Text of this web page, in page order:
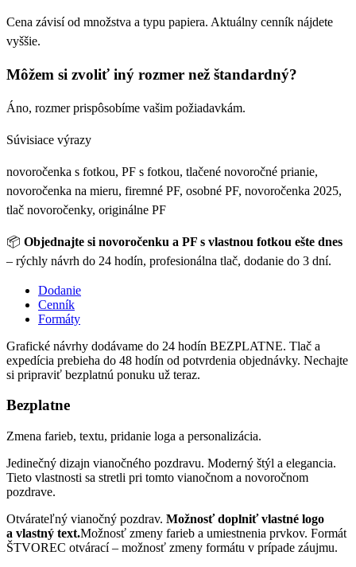
Cena závisí od množstva a typu papiera. Aktuálny cenník nájdete
vyššie.
Môžem si zvoliť iný rozmer než štandardný?
Áno, rozmer prispôsobíme vašim požiadavkám.
Súvisiace výrazy
novoročenka s fotkou, PF s fotkou, tlačené novoročné prianie,
novoročenka na mieru, firemné PF, osobné PF, novoročenka 2025,
tlač novoročenky, originálne PF
📦 Objednajte si novoročenku a PF s vlastnou fotkou ešte dnes
– rýchly návrh do 24 hodín, profesionálna tlač, dodanie do 3 dní.
Dodanie
Cenník
Formáty
Grafické návrhy dodávame do 24 hodín BEZPLATNE. Tlač a
expedícia prebieha do 48 hodín od potvrdenia objednávky. Nechajte
si pripraviť bezplatnú ponuku už teraz.
Bezplatne
Zmena farieb, textu, pridanie loga a personalizácia.
Jedinečný dizajn vianočného pozdravu. Moderný štýl a elegancia.
Tieto vlastnosti sa stretli pri tomto vianočnom a novoročnom
pozdrave.
Otvárateľný vianočný pozdrav. Možnosť doplniť vlastné logo
a vlastný text.Možnosť zmeny farieb a umiestnenia prvkov. Formát
ŠTVOREC otvárací – možnosť zmeny formátu v prípade záujmu.